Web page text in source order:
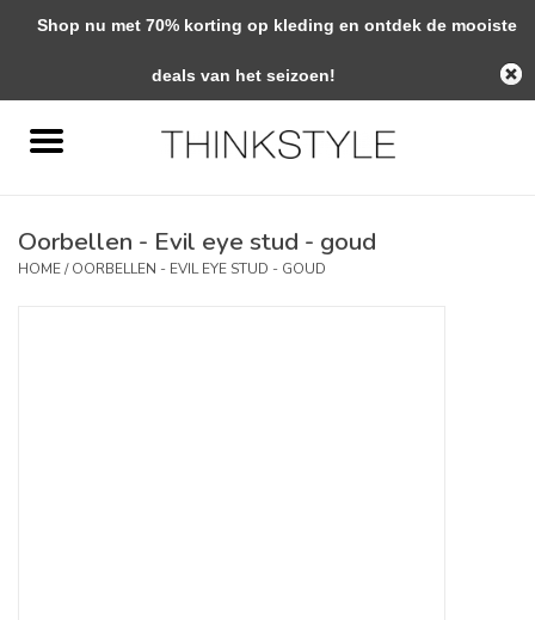
0 Artikelen - €0,00
Woondecoratie
Oorbellen - Evil eye stud - goud
HOME/OORBELLEN - EVIL EYE STUD - GOUD
Shop nu met 70% korting op kleding en ontdek de mooiste
deals van het seizoen!